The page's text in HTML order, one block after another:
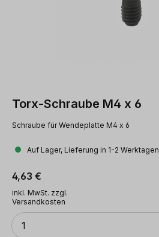
Torx-Schraube M4 x 6
Schraube für Wendeplatte M4 x 6
Auf Lager, Lieferung in 1-2 Werktagen
Regulärer Preis:
4,63 €
inkl. MwSt. zzgl.
Versandkosten
Anzahl
1